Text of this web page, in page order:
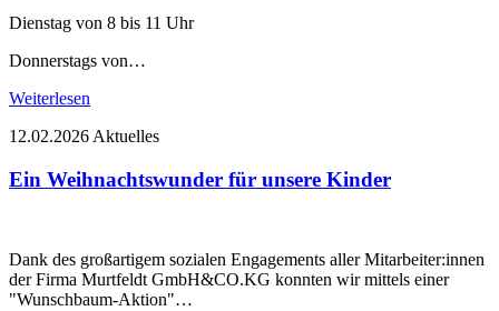
Dienstag von 8 bis 11 Uhr
Donnerstags von…
Weiterlesen
12.02.2026 Aktuelles
Ein Weihnachtswunder für unsere Kinder
Dank des großartigem sozialen Engagements aller Mitarbeiter:innen
der Firma Murtfeldt GmbH&CO.KG konnten wir mittels einer
"Wunschbaum-Aktion"…